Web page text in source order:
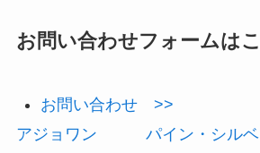
お問い合わせフォームは
お問い合わせ >>
アジョワン
パイン・シル